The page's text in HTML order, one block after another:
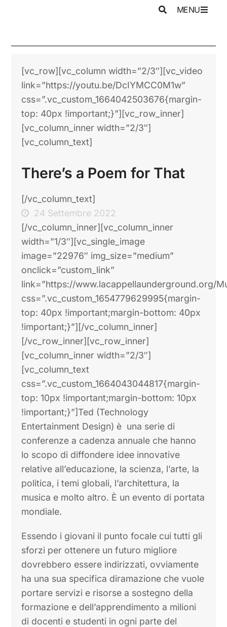
MENU
[vc_row][vc_column width=”2/3″][vc_video
link=”https://youtu.be/DcIYMCC0M1w”
css=”.vc_custom_1664042503676{margin-
top: 40px !important;}”][vc_row_inner]
[vc_column_inner width=”2/3″]
[vc_column_text]
There’s a Poem for That
[/vc_column_text]
24 Settembre 2022
[/vc_column_inner][vc_column_inner
width=”1/3″][vc_single_image
image=”22976″ img_size=”medium”
onclick=”custom_link”
link=”https://www.lacappellaunderground.org/
css=”.vc_custom_1654779629995{margin-
top: 40px !important;margin-bottom: 40px
!important;}”][/vc_column_inner]
[/vc_row_inner][vc_row_inner]
[vc_column_inner width=”2/3″]
[vc_column_text
css=”.vc_custom_1664043044817{margin-
top: 10px !important;margin-bottom: 10px
!important;}”]Ted (Technology
Entertainment Design) è una serie di
conferenze a cadenza annuale che hanno
lo scopo di diffondere idee innovative
relative all’educazione, la scienza, l’arte, la
politica, i temi globali, l’architettura, la
musica e molto altro. È un evento di portata
mondiale.
Essendo i giovani il punto focale cui tutti gli
sforzi per ottenere un futuro migliore
dovrebbero essere indirizzati, ovviamente
ha una sua specifica diramazione che vuole
portare servizi e risorse a sostegno della
formazione e dell’apprendimento a milioni
di docenti e studenti in ogni parte del